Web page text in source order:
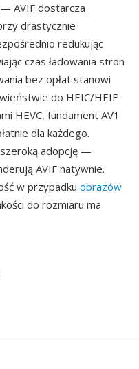
AVIF dostarcza
drastycznie
redukując
czas ładowania stron
bez opłat stanowi
do HEIC/HEIF
HEVC, fundament AV1
dla każdego.
szeroką adopcję —
AVIF natywnie.
w przypadku obrazów
do rozmiaru ma